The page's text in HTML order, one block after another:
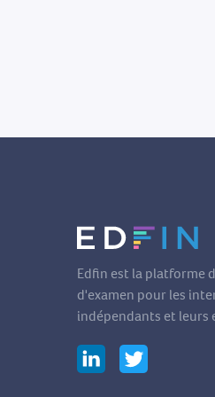
Edfin est la platforme
d'examen pour les
indépendants et leurs